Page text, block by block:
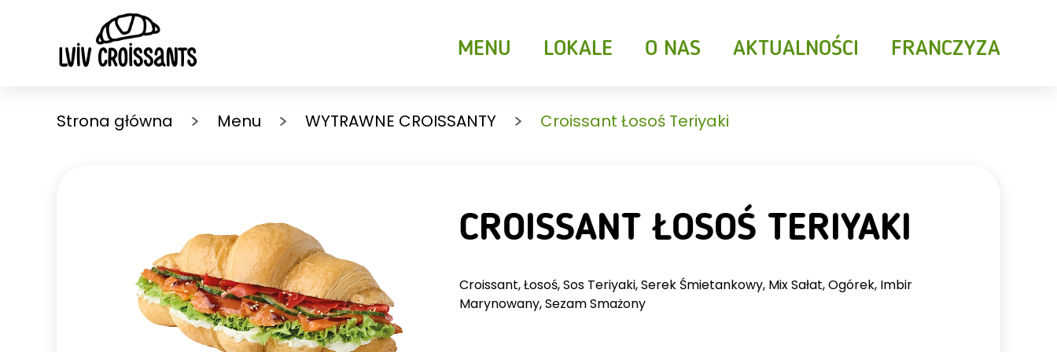
MENU LOKALE O NAS AKTUALNOŚCI FRANCZYZA
WYTRAWNE CROISSANTY SŁODKIE CROISSANTY
NAPOJE GORĄCE NAPOJE ZIMNE
Strona główna Menu WYTRAWNE CROISSANTY Croissant Łosoś Teriyaki
CROISSANT ŁOSOŚ TERIYAKI
Croissant, Łosoś, Sos Teriyaki, Serek Śmietankowy, Mix Sałat, Ogórek, Imbir
Marynowany, Sezam Smażony